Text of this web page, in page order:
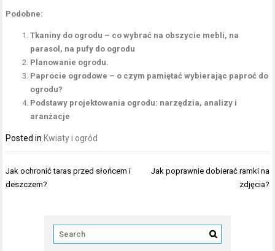
Podobne:
Tkaniny do ogrodu – co wybrać na obszycie mebli, na
parasol, na pufy do ogrodu
Planowanie ogrodu.
Paprocie ogrodowe – o czym pamiętać wybierając paproć do
ogrodu?
Podstawy projektowania ogrodu: narzędzia, analizy i
aranżacje
Posted in Kwiaty i ogród
Nawigacja
wpisu
Jak ochronić taras przed słońcem i
deszczem?
Jak poprawnie dobierać ramki na
zdjęcia?